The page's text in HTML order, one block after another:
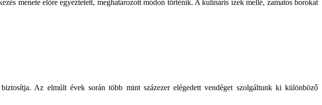
menete előre egyeztetett, meghatározott módon történik. A kulináris ízek mellé, zamatos borokat
Az elmúlt évek során több mint százezer elégedett vendéget szolgáltunk ki különböző